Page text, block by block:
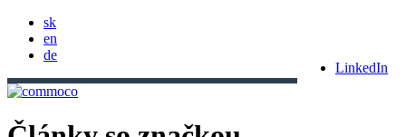
LinkedIn
sk
en
de